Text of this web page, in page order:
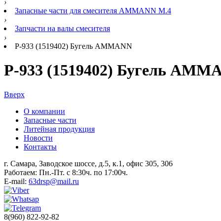
›
Запасные части для смесителя AMMANN M.4
›
Запчасти на валы смесителя
›
Р-933 (1519402) Бугель AMMANN
Р-933 (1519402) Бугель
Вверх
О компании
Запасные части
Литейная продукция
Новости
Контакты
г. Самара, Заводское шоссе, д.5, к.1, офис 305, 306
Работаем: Пн.-Пт. с 8:30ч. по 17:00ч.
E-mail: 63drsp@mail.ru
8(960) 822-92-82